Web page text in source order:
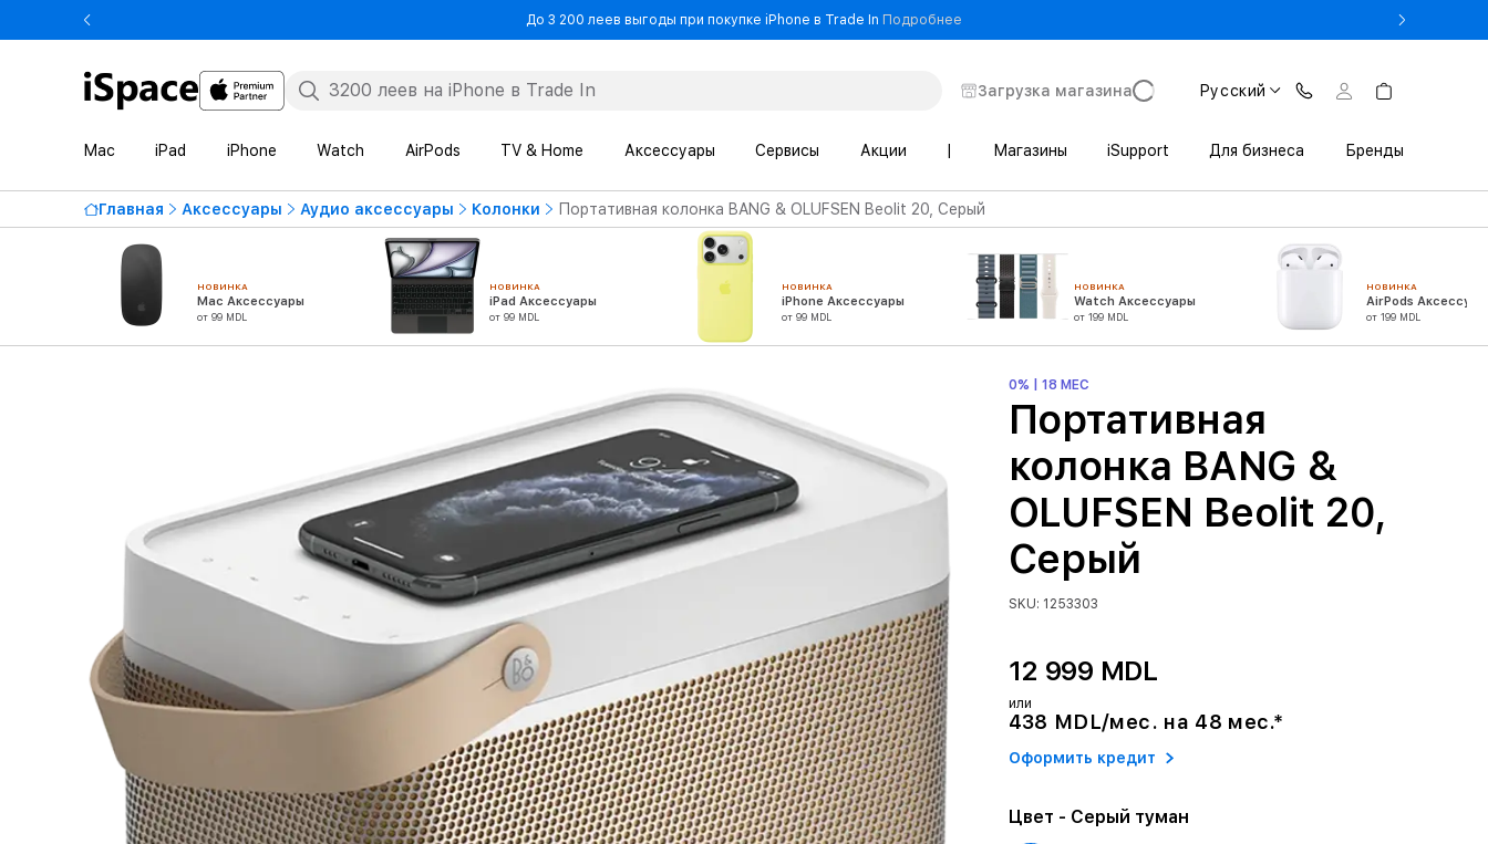
До 3 200 леев выгоды при покупке iPhone в Trade In Подробнее
Загрузка магазина Русский
Mac iPad iPhone Watch AirPods TV & Home Аксессуары Сервисы Акции Магазины iSupport Для бизнеса Бренды
Главная Аксессуары Аудио аксессуары Колонки Портативная колонка BANG & OLUFSEN Beolit 20, Серый
НОВИНКА
Mac Аксессуары
от 99 MDL
НОВИНКА
iPad Аксессуары
от 99 MDL
НОВИНКА
iPhone Аксессуары
от 99 MDL
НОВИНКА
Watch Аксессуары
от 199 MDL
НОВИНКА
AirPods
от 199 MDL
0% | 18 МЕС
Портативная
колонка BANG &
OLUFSEN Beolit 20,
Серый
SKU: 1253303
12 999 MDL
или
438 MDL/мес. на 48 мес.*
Оформить кредит
Цвет - Серый туман